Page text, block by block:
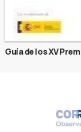
Guía de los XV